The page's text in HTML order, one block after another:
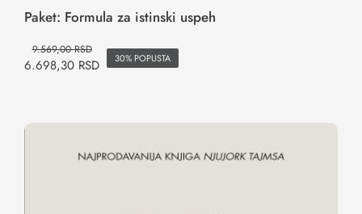
Paket: Formula za istinski uspeh
9.569,00RSD
6.698,30 RSD 30% POPUSTA